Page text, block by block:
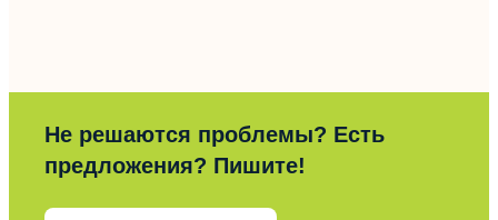
Не решаются проблемы? Есть
предложения? Пишите!